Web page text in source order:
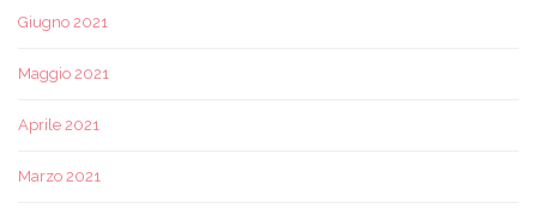
Giugno 2021
Maggio 2021
Aprile 2021
Marzo 2021